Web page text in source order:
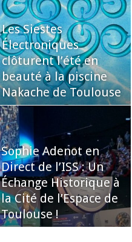
Les Siestes
Électroniques
clôturent l’été en
beauté à la piscine
Nakache de Toulouse
Sophie Adenot en
Direct de l’ISS : Un
Échange Historique à
la Cité de l’Espace de
Toulouse !